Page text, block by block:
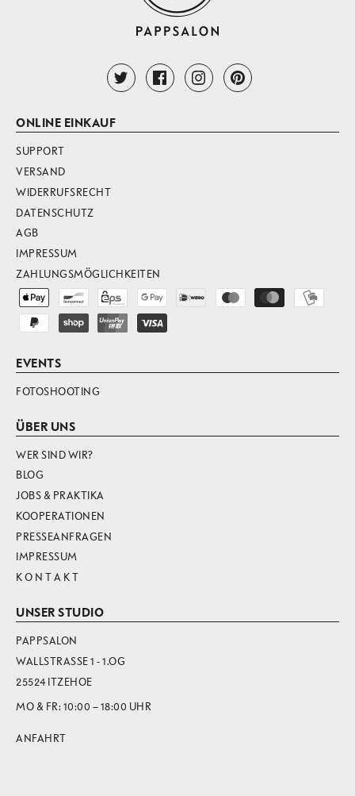
ONLINE EINKAUF
SUPPORT
VERSAND
WIDERRUFSRECHT
DATENSCHUTZ
AGB
IMPRESSUM
ZAHLUNGSMÖGLICHKEITEN
EVENTS
FOTOSHOOTING
ÜBER UNS
WER SIND WIR?
BLOG
JOBS & PRAKTIKA
KOOPERATIONEN
PRESSEANFRAGEN
IMPRESSUM
K O N T A K T
UNSER STUDIO
PAPPSALON
WALLSTRASSE 1 - 1.OG
25524 ITZEHOE
MO & FR: 10:00 – 18:00 UHR
ANFAHRT